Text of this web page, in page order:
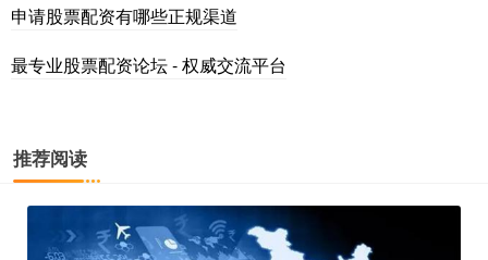
申请股票配资有哪些正规渠道
最专业股票配资论坛 - 权威交流平台
推荐阅读